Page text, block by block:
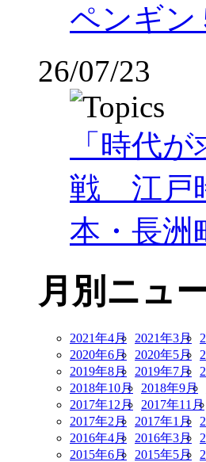
ペンギン
26/07/23
「時代
戦 江戸
本・長洲
月別ニュ
2021年4月 2021年3月
2020年6月
2020年5月
2019年8月
2019年7月
2018年10月
2018年9月
2017年12月
2017年11月
2017年2月
2017年1月
2016年4月
2016年3月
2015年6月
2015年5月